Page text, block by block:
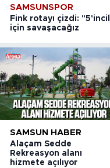
SAMSUNSPOR
Fink rotayı çizdi:
için savaşacağız
SAMSUN HABER
Alaçam Sedde
Rekreasyon alanı
hizmete açılıyor